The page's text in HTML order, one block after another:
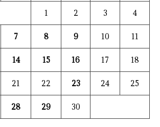
1 2 3 4
7 8 9 10 11
14 15 16 17 18
21 22 23 24 25
28 29 30